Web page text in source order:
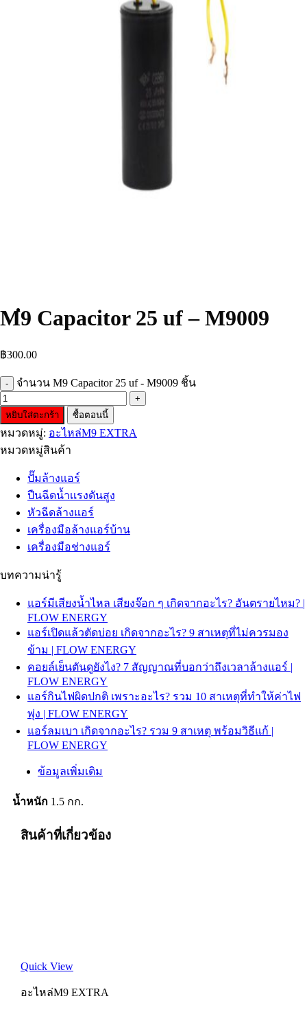
M9 Capacitor 25 uf – M9009
฿300.00
จำนวน M9 Capacitor 25 uf - M9009 ชิ้น
หยิบใส่ตะกร้า ซื้อตอนนี้
หมวดหมู่: อะไหล่M9 EXTRA
หมวดหมู่สินค้า
ปั๊มล้างแอร์
ปืนฉีดน้ำเเรงดันสูง
หัวฉีดล้างแอร์
เครื่องมือล้างแอร์บ้าน
เครื่องมือช่างแอร์
บทความน่ารู้
แอร์มีเสียงน้ำไหล เสียงจ๊อก ๆ เกิดจากอะไร? อันตรายไหม? |
FLOW ENERGY
แอร์เปิดแล้วตัดบ่อย เกิดจากอะไร? 9 สาเหตุที่ไม่ควรมอง
ข้าม | FLOW ENERGY
คอยล์เย็นตันดูยังไง? 7 สัญญาณที่บอกว่าถึงเวลาล้างแอร์ |
FLOW ENERGY
แอร์กินไฟผิดปกติ เพราะอะไร? รวม 10 สาเหตุที่ทำให้ค่าไฟ
พุ่ง | FLOW ENERGY
แอร์ลมเบา เกิดจากอะไร? รวม 9 สาเหตุ พร้อมวิธีแก้ |
FLOW ENERGY
ข้อมูลเพิ่มเติม
น้ำหนัก 1.5 กก.
สินค้าที่เกี่ยวข้อง
Quick View
อะไหล่M9 EXTRA